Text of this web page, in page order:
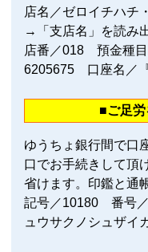
店名／ゼロイチハチ
→「支店名」を読み
店番／018 預金種
6205675 口座名／『
■ご足
ゆうちょ銀行間で口
口でお手続きして頂
省けます。印鑑と通
記号／10180 番号
ュウサクノシュザイ